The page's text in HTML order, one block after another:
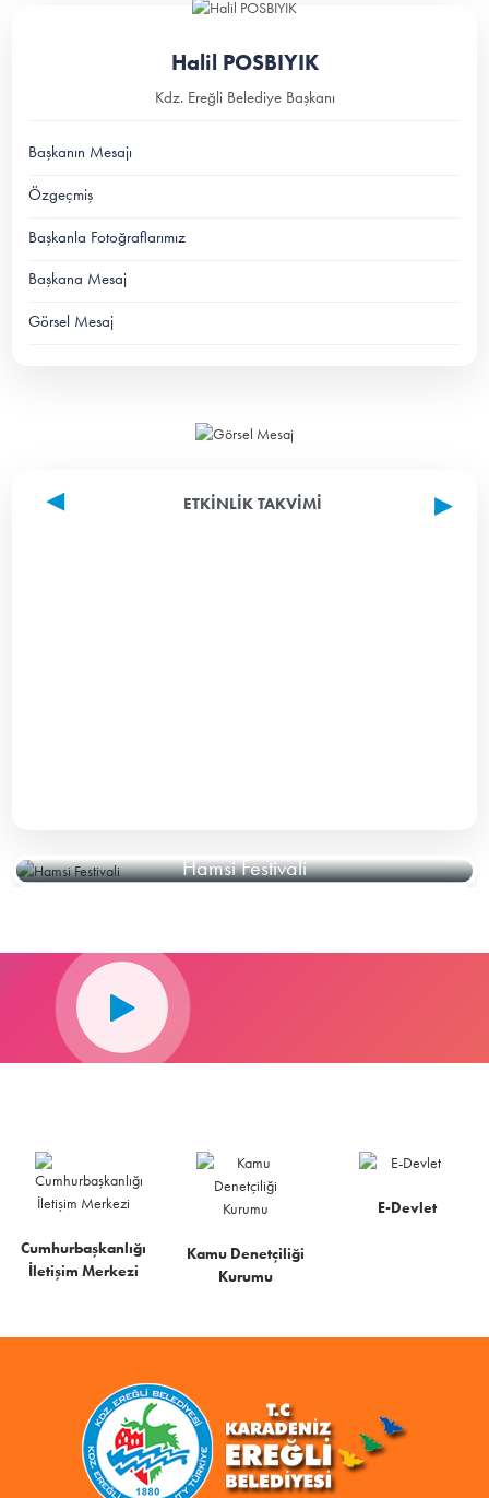
Halil POSBIYIK
Kdz. Ereğli Belediye Başkanı
Başkanın Mesajı
Özgeçmiş
Başkanla Fotoğraflarımız
Başkana Mesaj
Görsel Mesaj
ETKINLIK TAKVIMI
Hamsi Festivali
Cumhurbaşkanlığı
İletişim Merkezi
Kamu Denetçiliği
Kurumu
E-Devlet